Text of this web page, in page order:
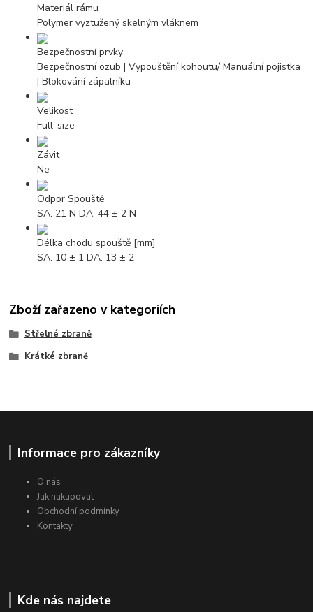
Materiál rámu
Polymer vyztužený skelným vláknem
Bezpečnostní prvky
Bezpečnostní ozub | Vypouštění kohoutu/ Manuální pojistka
| Blokování zápalníku
Velikost
Full-size
Závit
Ne
Odpor Spouště
SA: 21 N DA: 44 ± 2 N
Délka chodu spouště [mm]
SA: 10 ± 1 DA: 13 ± 2
Zboží zařazeno v kategoriích
Střelné zbraně
Krátké zbraně
Informace pro zákazníky
O nás
Jak nakupovat
Obchodní podmínky
Kontakty
Kde nás najdete